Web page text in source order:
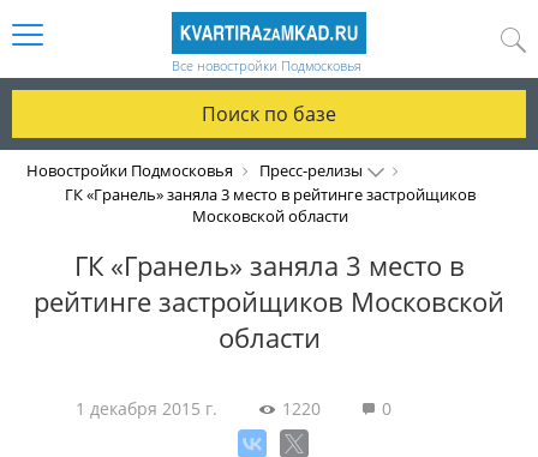
Все новостройки Подмосковья
Поиск по базе
Новостройки Подмосковья
Пресс-релизы
ГК «Гранель» заняла 3 место в рейтинге застройщиков
Московской области
ГК «Гранель» заняла 3 место в
рейтинге застройщиков Московской
области
1 декабря 2015 г. 1220 0